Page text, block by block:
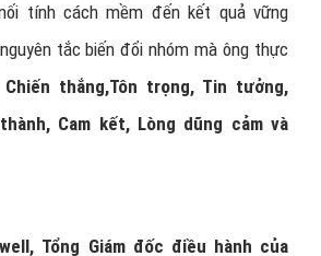
tính cách mềm đến kết quả vững
tắc biến đổi nhóm mà ông thực
Chiến thắng,Tôn trọng, Tin tưởng,
Cam kết, Lòng dũng cảm và
Tổng Giám đốc điều hành của